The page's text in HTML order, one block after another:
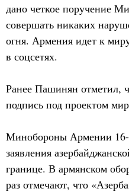
дано четкое поручение
совершать никаких
огня. Армения идет к
в соцсетях.
Ранее Пашинян отметил,
подпись под проектом
Минобороны Армении 16-
заявления
границе. В армянском
раз отмечают, что